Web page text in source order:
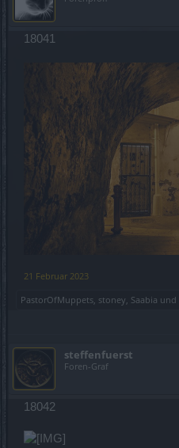
18041
21 Februar 2023
PastorOfMuppets stoney Saabia und
steffenfuerst
Foren-Graf
18042